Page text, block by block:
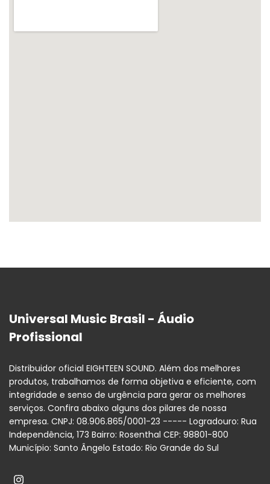
Universal Music Brasil - Áudio
Profissional
Distribuidor oficial EIGHTEEN SOUND. Além dos melhores
produtos, trabalhamos de forma objetiva e eficiente, com
integridade e senso de urgência para gerar os melhores
serviços. Confira abaixo alguns dos pilares de nossa
empresa. CNPJ: 08.906.865/0001-23 ----- Logradouro: Rua
Independência, 173 Bairro: Rosenthal CEP: 98801-800
Município: Santo Ângelo Estado: Rio Grande do Sul